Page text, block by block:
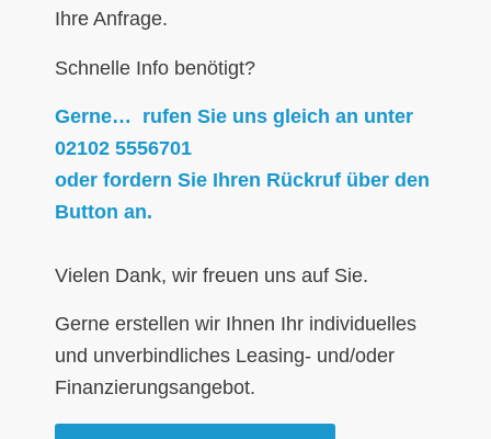
Ihre Anfrage.
Schnelle Info benötigt?
Gerne… rufen Sie uns gleich an unter
02102 5556701
oder fordern Sie Ihren Rückruf über den
Button an.
Vielen Dank, wir freuen uns auf Sie.
Gerne erstellen wir Ihnen Ihr individuelles
und unverbindliches Leasing- und/oder
Finanzierungsangebot.